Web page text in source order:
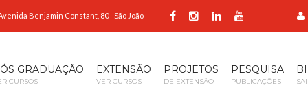
Benjamin Constant, 80 - São João
GRADUAÇÃO
CURSOS
EXTENSÃO
VER CURSOS
PROJETOS
DE EXTENSÃO
PESQUISA
PUBLICAÇÕES